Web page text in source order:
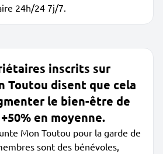
24h/24 7j/7.
inscrits sur
Toutou disent que cela
le bien-être de
en moyenne.
Mon Toutou pour la garde de
sont des bénévoles,